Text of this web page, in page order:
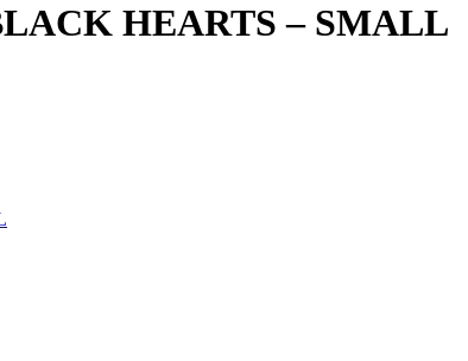
HEARTS – SMALL